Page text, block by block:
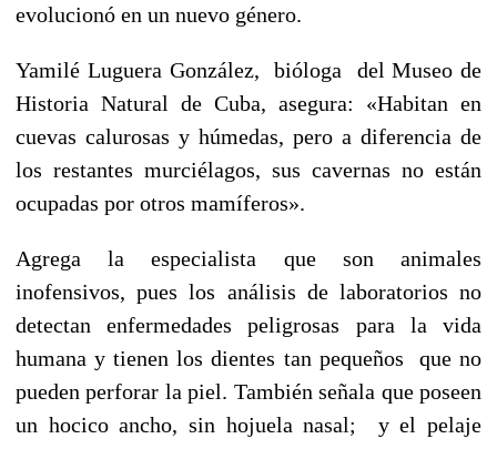
evolucionó en un nuevo género.
Yamilé Luguera González, bióloga del Museo de
Historia Natural de Cuba, asegura: «Habitan en
cuevas calurosas y húmedas, pero a diferencia de
los restantes murciélagos, sus cavernas no están
ocupadas por otros mamíferos».
Agrega la especialista que son animales
inofensivos, pues los análisis de laboratorios no
detectan enfermedades peligrosas para la vida
humana y tienen los dientes tan pequeños que no
pueden perforar la piel. También señala que poseen
un hocico ancho, sin hojuela nasal; y el pelaje